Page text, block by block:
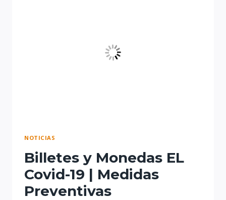
NOTICIAS
Billetes y Monedas EL
Covid-19 | Medidas
Preventivas